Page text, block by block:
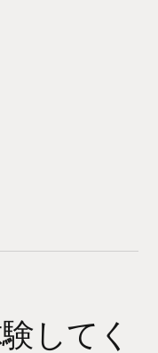
してく